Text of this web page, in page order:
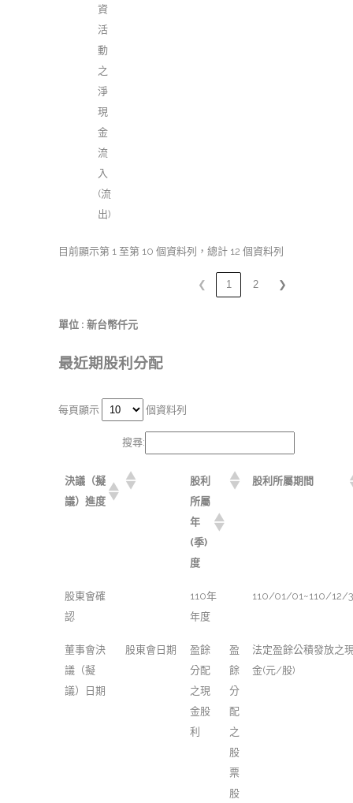
資
活
動
之
淨
現
金
流
入
(流
出)
目前顯示第 1 至第 10 個資料列，總計 12 個資料列
❮ 1 2 ❯
單位 : 新台幣仟元
最近期股利分配
每頁顯示 個資料列
搜尋:
決議（擬
議）進度
股利
所屬
年
(季)
度
股利所屬期間
股東會確
認
110年
年度
110/01/01~110/12/
董事會決
議（擬
議）日期
股東會日期
盈餘
分配
之現
金股
利
盈
餘
分
配
之
股
票
股
法定盈餘公積發放之
金(元/股)